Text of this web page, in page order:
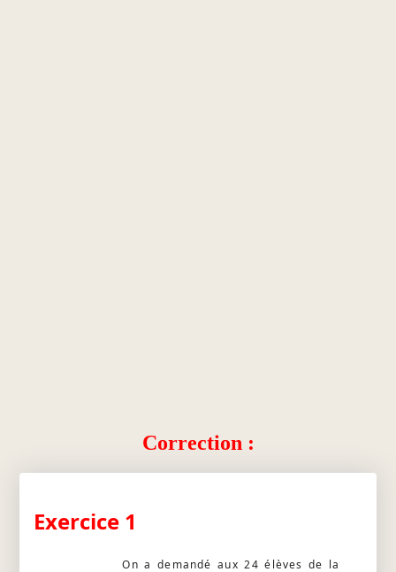
Correction :
Exercice 1
On a demandé aux 24 élèves de la